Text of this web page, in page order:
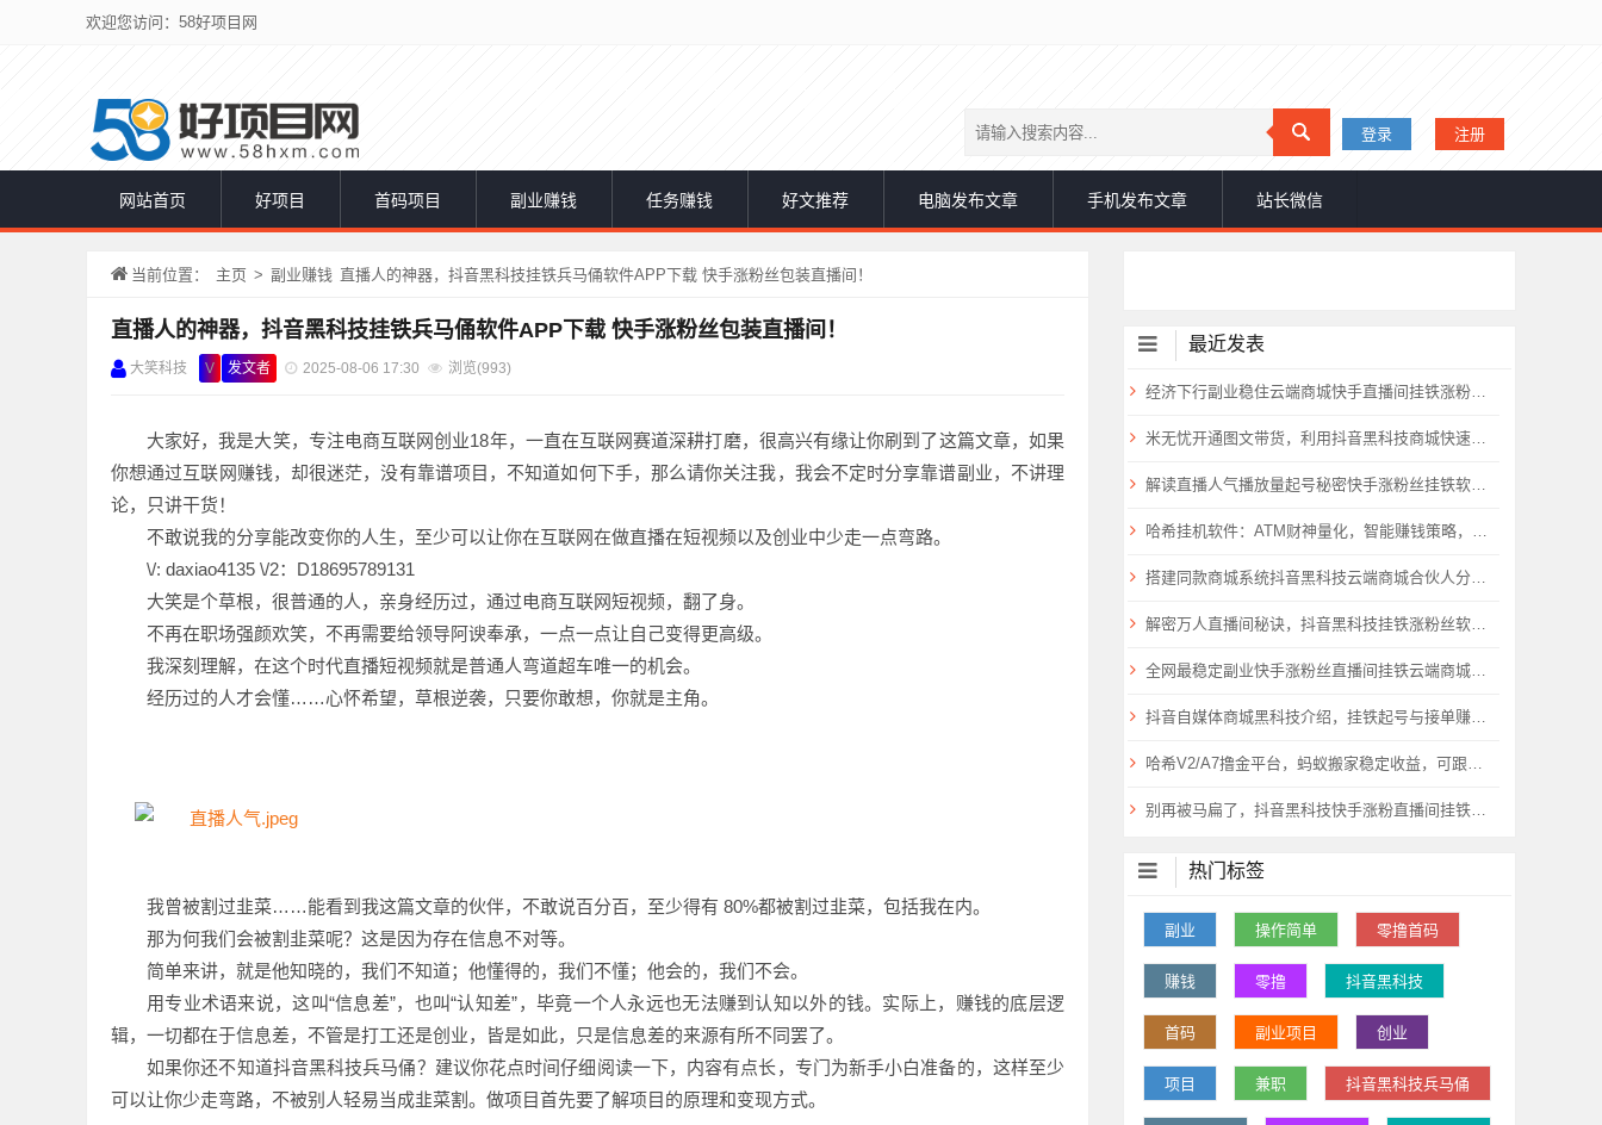
欢迎您访问：58好项目网
登录 注册
网站首页 好项目 首码项目 副业赚钱 任务赚钱 好文推荐 电脑发布文章 手机发布文章 站长微信
当前位置： 主页 > 副业赚钱 直播人的神器，抖音黑科技挂铁兵马俑软件APP下载 快手涨粉丝包装直播间！
直播人的神器，抖音黑科技挂铁兵马俑软件APP下载 快手涨粉丝包装直播间！
大笑科技 V 发文者 2025-08-06 17:30 浏览(993)
大家好，我是大笑，专注电商互联网创业18年，一直在互联网赛道深耕打磨，很高兴有缘让你刷到了这篇文章，如果
你想通过互联网赚钱，却很迷茫，没有靠谱项目，不知道如何下手，那么请你关注我，我会不定时分享靠谱副业，不讲理
论，只讲干货！
不敢说我的分享能改变你的人生，至少可以让你在互联网在做直播在短视频以及创业中少走一点弯路。
\/: daxiao4135 \/2：D18695789131
大笑是个草根，很普通的人，亲身经历过，通过电商互联网短视频，翻了身。
不再在职场强颜欢笑，不再需要给领导阿谀奉承，一点一点让自己变得更高级。
我深刻理解，在这个时代直播短视频就是普通人弯道超车唯一的机会。
经历过的人才会懂……心怀希望，草根逆袭，只要你敢想，你就是主角。
我曾被割过韭菜……能看到我这篇文章的伙伴，不敢说百分百，至少得有 80%都被割过韭菜，包括我在内。
那为何我们会被割韭菜呢？这是因为存在信息不对等。
简单来讲，就是他知晓的，我们不知道；他懂得的，我们不懂；他会的，我们不会。
用专业术语来说，这叫“信息差”，也叫“认知差”， 毕竟一个人永远也无法赚到认知以外的钱。实际上，赚钱的底层逻
辑，一切都在于信息差，不管是打工还是创业，皆是如此，只是信息差的来源有所不同罢了。
如果你还不知道抖音黑科技兵马俑？ 建议你花点时间仔细阅读一下，内容有点长，专门为新手小白准备的，这样至少
可以让你少走弯路，不被别人轻易当成韭菜割。做项目首先要了解项目的原理和变现方式。
最近发表
经济下行副业稳住云端商城快手直播间挂铁涨粉丝抖音黑科技实操
米无忧开通图文带货，利用抖音黑科技商城快速涨粉1000+，单日变现2W！
解读直播人气播放量起号秘密快手涨粉丝挂铁软件抖音黑科技云端商城免费送
哈希挂机软件：ATM财神量化，智能赚钱策略，支持所有哈希平台，永久躺赚！
搭建同款商城系统抖音黑科技云端商城合伙人分站，自用省钱，副业赚钱
解密万人直播间秘诀，抖音黑科技挂铁涨粉丝软件云端商城助你飞
全网最稳定副业快手涨粉丝直播间挂铁云端商城抖音黑科技合伙人
抖音自媒体商城黑科技介绍，挂铁起号与接单赚钱流程详解
哈希V2/A7撸金平台，蚂蚁搬家稳定收益，可跟单或者脚本挂机量化！
别再被马扁了，抖音黑科技快手涨粉直播间挂铁小可爱云端商城免费送了
热门标签
副业 操作简单 零撸首码
赚钱 零撸 抖音黑科技
首码 副业项目 创业
项目 兼职 抖音黑科技兵马俑